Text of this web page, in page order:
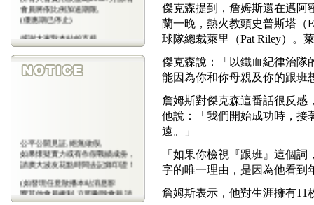
會員將依比例加送期限,
(優惠期已停止)
感謝大家對本站的支持
(包年優惠期已停止)
公平公開見証,絕無做假,
如果懷疑實力或有作假戰績成份，
請廣大波友花點時間去記錄印證！
(如發現任意散播本站消息影
響其他會員權利,立即刪除會藉,請
會
傑克森提到，詹姆斯還在邁阿
蘭一晚，熱火教頭史普斯塔（
球隊總裁萊里（Pat Riley）。
傑克森說：「以鐵血紀律治隊
能因為你和你母親及你的跟班
詹姆斯對傑克森這番話很反感
他說：「我們開始成功時，接
遠。」
「如果你檢視『跟班』這個
字的唯一理由，是因為他看到
詹姆斯表示，他對生涯擁有